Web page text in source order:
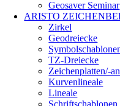
Geosaver Seminar
ARISTO
Zirkel
Geodreiecke
TZ-Dreiecke
Zeichenplatten/-
Kurvenlineale
Lineale
Schriftschablonen